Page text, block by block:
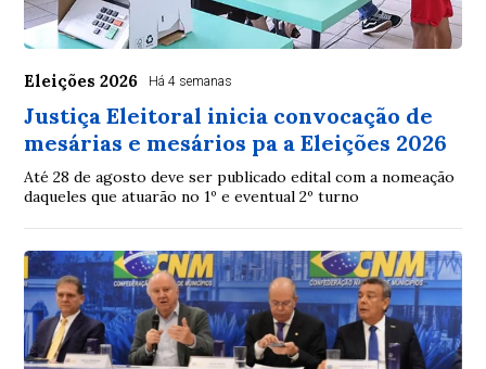
Eleições 2026 Há 4 semanas
Justiça Eleitoral inicia convocação de
mesárias e mesários pa a Eleições 2026
Até 28 de agosto deve ser publicado edital com a nomeação
daqueles que atuarão no 1º e eventual 2º turno